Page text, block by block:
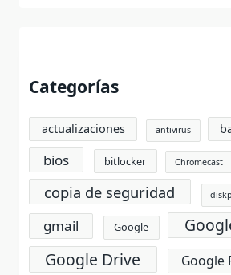
Categorías
actualizaciones antivirus
bios bitlocker Chromecast
copia de seguridad
gmail Google
Google Drive
Google